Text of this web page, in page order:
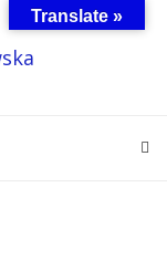
Translate »